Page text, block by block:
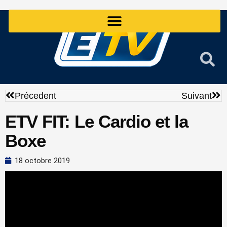
Précédent
Précedent Suivant
ETV FIT: Le Cardio et la
Boxe
18 octobre 2019